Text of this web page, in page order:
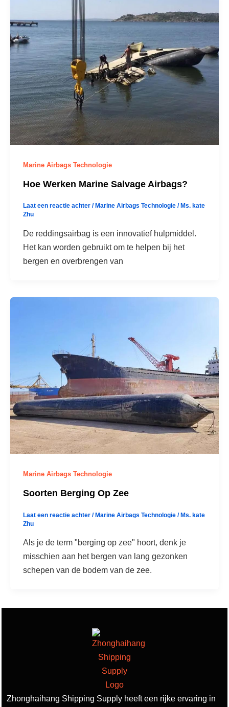
Marine Airbags Technologie
Hoe Werken Marine Salvage Airbags?
Laat een reactie achter / Marine Airbags Technologie/ Ms. kate
Zhu
De reddingsairbag is een innovatief hulpmiddel.
Het kan worden gebruikt om te helpen bij het
bergen en overbrengen van
Marine Airbags Technologie
Soorten Berging Op Zee
Laat een reactie achter /Marine Airbags Technologie/Ms. kate
Zhu
Als je de term "berging op zee" hoort, denk je
misschien aan het bergen van lang gezonken
schepen van de bodem van de zee.
Zhonghaihang Shipping Supply heeft een rijke ervaring in